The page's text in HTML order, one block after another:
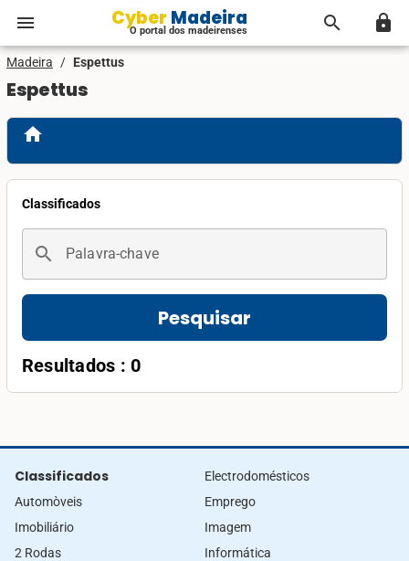
menu Cyber Madeira
O portal dos madeirenses search lock
Madeira / Espettus
Espettus
home
Classificados
search Palavra-chave
Pesquisar
Resultados : 0
Classificados
Automòveis
Imobiliário
2 Rodas
Electrodomésticos
Emprego
Imagem
Informática